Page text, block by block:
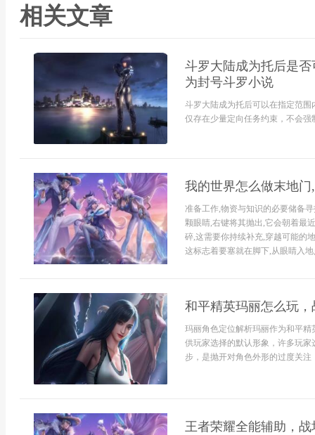
相关文章
斗罗大陆成为托后是
为封号斗罗小说
斗罗大陆成为托后可以在指定范
仅存在少量定向任务约束，不会
我的世界怎么做末地
准备工作,物资与知识的必要储备
颗眼睛,右键将其抛出,它会朝着最
碎,这需要你持续补充,穿越可能的
这标志着要塞就在脚下,从眼睛入
和平精英玛丽怎么玩
玛丽角色定位解析玛丽作为和平
供玩家选择的默认形象，许多玩
步，是抛开对角色外形的过度关注
王者荣耀全能辅助，